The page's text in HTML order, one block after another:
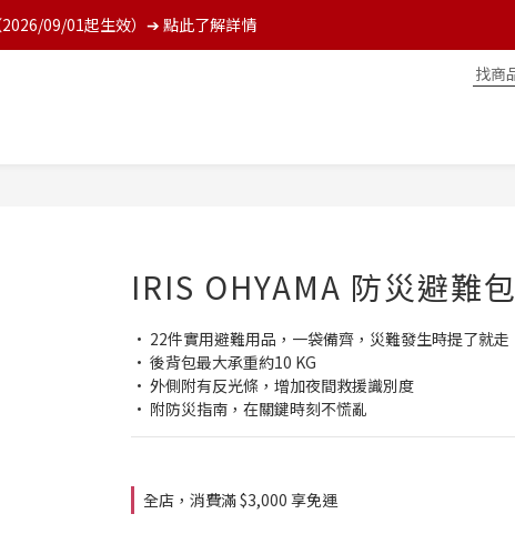
09/01起生效）➔ 點此了解詳情
IRIS OHYAMA 防災避難包
• 22件實用避難用品，一袋備齊，災難發生時提了就走
• 後背包最大承重約10 KG
• 外側附有反光條，增加夜間救援識別度
• 附防災指南，在關鍵時刻不慌亂
全店，消費滿 $3,000 享免運